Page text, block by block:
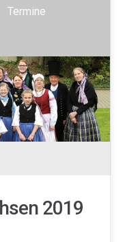
Termine
2019